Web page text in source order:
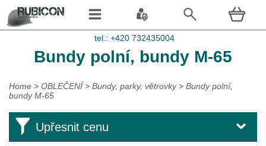
Bundy polní, bundy M-65
Home > OBLEČENÍ > Bundy, parky, větrovky> Bundy polní,
bundy M-65
Upřesnit cenu
tel.: +420 732435004